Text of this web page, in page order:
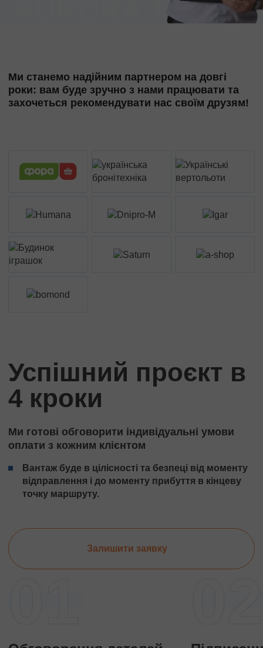
Ми станемо надійним партнером на довгі
роки: вам буде зручно з нами працювати та
захочеться рекомендувати нас своїм друзям!
Успішний проєкт в
4 кроки
Ми готові обговорити індивідуальні умови
оплати з кожним клієнтом
Вантаж буде в цілісності та безпеці від моменту
відправлення і до моменту прибуття в кінцеву
точку маршруту.
Залишити заявку